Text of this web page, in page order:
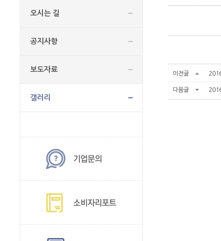
오시는 길
공지사항
보도자료
갤러리
이전글
다음글